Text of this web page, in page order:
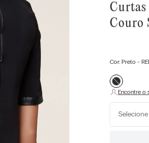
Curtas
Couro
Cor: Preto-